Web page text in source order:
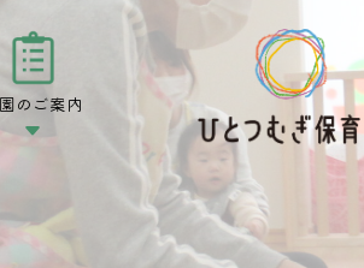
のご案内